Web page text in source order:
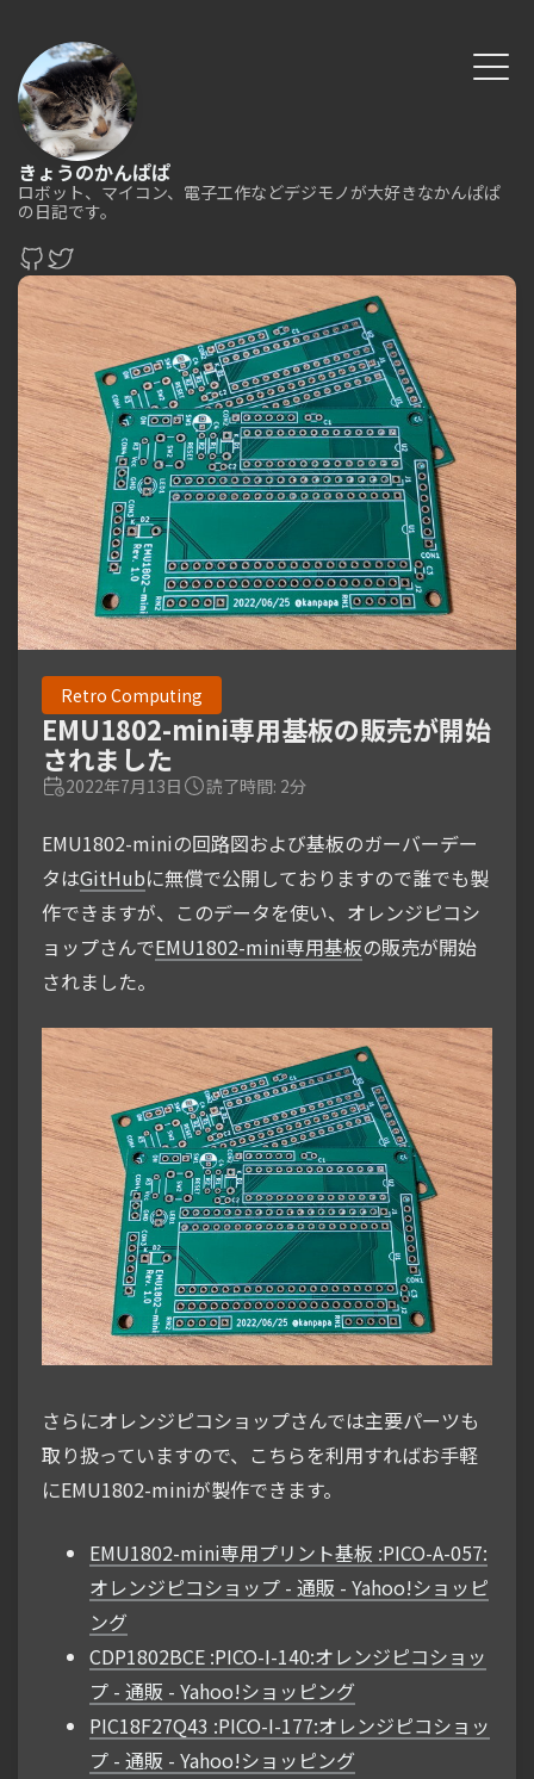
きょうのかんぱぱ
ロボット、マイコン、電子工作などデジモノが大好きなかんぱぱ
の日記です。
Retro Computing
EMU1802-mini専用基板の販売が開始
されました
2022年7月13日 読了時間: 2分
EMU1802-miniの回路図および基板のガーバーデー
タはGitHubに無償で公開しておりますので誰でも製
作できますが、このデータを使い、オレンジピコシ
ョップさんでEMU1802-mini専用基板の販売が開始
されました。
さらにオレンジピコショップさんでは主要パーツも
取り扱っていますので、こちらを利用すればお手軽
にEMU1802-miniが製作できます。
EMU1802-mini専用プリント基板 :PICO-A-057:
オレンジピコショップ - 通販 - Yahoo!ショッピ
ング
CDP1802BCE :PICO-I-140:オレンジピコショッ
プ - 通販 - Yahoo!ショッピング
PIC18F27Q43 :PICO-I-177:オレンジピコショッ
プ - 通販 - Yahoo!ショッピング